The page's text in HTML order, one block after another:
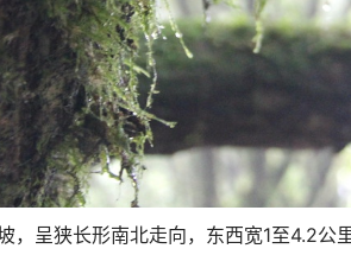
，呈狭长形南北走向，东西宽1至4.2公